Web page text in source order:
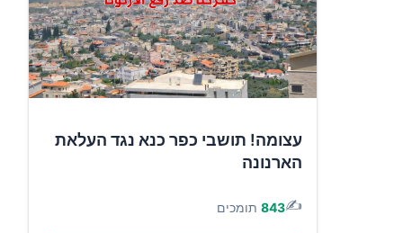
עצומה! תושבי כפר כנא נגד העלאת
הארנונה
✍️
843 תומכים